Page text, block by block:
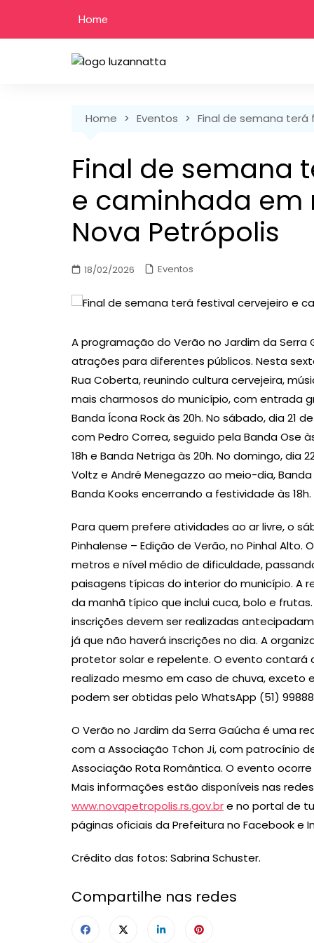
content
Home
Home Eventos Final de semana
Final de semana
e caminhada em
Nova Petrópolis
18/02/2026 Eventos
A programação do Verão no Jardim da
atrações para diferentes públicos. Nesta
Rua Coberta, reunindo cultura cervejeira,
mais charmosos do município, com entrada
Banda Ícona Rock às 20h. No sábado, dia
com Pedro Correa, seguido pela Banda Ose
18h e Banda Netriga às 20h. No domingo,
Voltz e André Menegazzo ao meio-dia, Banda
Banda Kooks encerrando a festividade às 18h.
Para quem prefere atividades ao ar livre, o
Pinhalense – Edição de Verão, no Pinhal
metros e nível médio de dificuldade,
paisagens típicas do interior do município. A
da manhã típico que inclui cuca, bolo e
inscrições devem ser realizadas
já que não haverá inscrições no dia. A
protetor solar e repelente. O evento contará
realizado mesmo em caso de chuva, exceto
podem ser obtidas pelo WhatsApp (51)
O Verão no Jardim da Serra Gaúcha é uma
com a Associação Tchon Ji, com patrocínio
Associação Rota Romântica. O evento
Mais informações estão disponíveis nas
www.novapetropolis.rs.gov.bre no portal de
páginas oficiais da Prefeitura no Facebook e
Crédito das fotos: Sabrina Schuster.
Compartilhe nas redes